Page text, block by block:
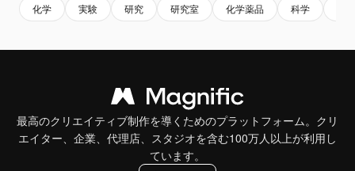
化学 実験 研究 研究室 化学薬品 科学
最高のクリエイティブ制作を導くためのプラットフォーム。クリ
エイター、企業、代理店、スタジオを含む100万人以上が利用し
ています。